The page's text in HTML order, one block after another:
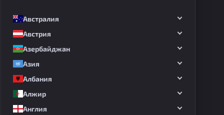
Австралия
Австрия
Азербайджан
Азия
Албания
Алжир
Англия